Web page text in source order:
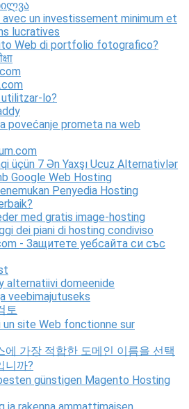
un investissement minimum et
lucratives
Web di portfolio fotografico?
lo?
povećanje prometa na web
üçün 7 Ən Yaxşı Ucuz Alternativlər
Google Web Hosting
Penyedia Hosting
med gratis image-hosting
dei piani di hosting condiviso
- Защитете уебсайта си със
alternatiivi domeenide
veebimajutuseks
토
un site Web fonctionne sur
에 가장 적합한 도메인 이름을 선택
니까?
günstigen Magento Hosting